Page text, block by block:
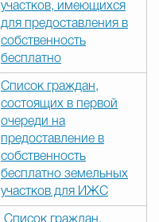
участков, имеющихся
для предоставления в
собственность
бесплатно
Список граждан,
состоящих в первой
очереди на
предоставление в
собственность
бесплатно земельных
участков для ИЖС
Список граждан,